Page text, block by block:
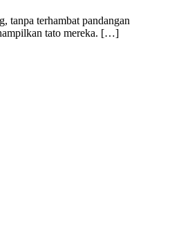
tanpa terhambat pandangan
tato mereka. […]